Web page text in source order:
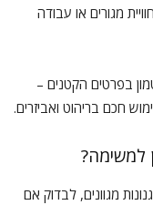
מגורים או עבודה
בפרטים הקטנים –
חכם בריהוט ואביזרים.
למשימה?
מגוונים, לבדוק אם